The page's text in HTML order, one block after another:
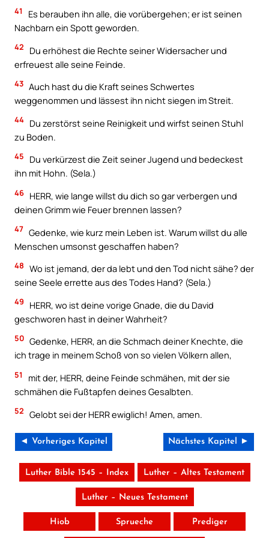
41
Es berauben ihn alle, die vorübergehen; er ist seinen
Nachbarn ein Spott geworden.
42
Du erhöhest die Rechte seiner Widersacher und
erfreuest alle seine Feinde.
43 Auch hast du die Kraft seines Schwertes
weggenommen und lässest ihn nicht siegen im Streit.
44 Du zerstörst seine Reinigkeit und wirfst seinen Stuhl
zu Boden.
45
Du verkürzest die Zeit seiner Jugend und bedeckest
ihn mit Hohn. (Sela.)
46 HERR, wie lange willst du dich so gar verbergen und
deinen Grimm wie Feuer brennen lassen?
47 Gedenke, wie kurz mein Leben ist. Warum willst du alle
Menschen umsonst geschaffen haben?
48 Wo ist jemand, der da lebt und den Tod nicht sähe? der
seine Seele errette aus des Todes Hand? (Sela.)
49
HERR, wo ist deine vorige Gnade, die du David
geschworen hast in deiner Wahrheit?
50 Gedenke, HERR, an die Schmach deiner Knechte, die
ich trage in meinem Schoß von so vielen Völkern allen,
51
mit der, HERR, deine Feinde schmähen, mit der sie
schmähen die Fußtapfen deines Gesalbten.
52 Gelobt sei der HERR ewiglich! Amen, amen.
◄ Vorheriges Kapitel Nächstes Kapitel ►
Luther Bible 1545 – Index Luther – Altes Testament
Luther – Neues Testament
Hiob Sprueche Prediger